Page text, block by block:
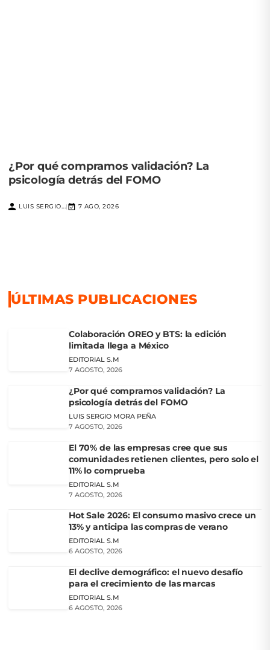
¿Por qué compramos validación? La
psicología detrás del FOMO
LUIS SERGIO...| 7 AGO, 2026
ÚLTIMAS PUBLICACIONES
Colaboración OREO y BTS: la edición
limitada llega a México
EDITORIAL S.M
7 AGOSTO, 2026
¿Por qué compramos validación? La
psicología detrás del FOMO
LUIS SERGIO MORA PEÑA
7 AGOSTO, 2026
El 70% de las empresas cree que sus
comunidades retienen clientes, pero solo el
11% lo comprueba
EDITORIAL S.M
7 AGOSTO, 2026
Hot Sale 2026: El consumo masivo crece un
13% y anticipa las compras de verano
EDITORIAL S.M
6 AGOSTO, 2026
El declive demográfico: el nuevo desafío
para el crecimiento de las marcas
EDITORIAL S.M
6 AGOSTO, 2026